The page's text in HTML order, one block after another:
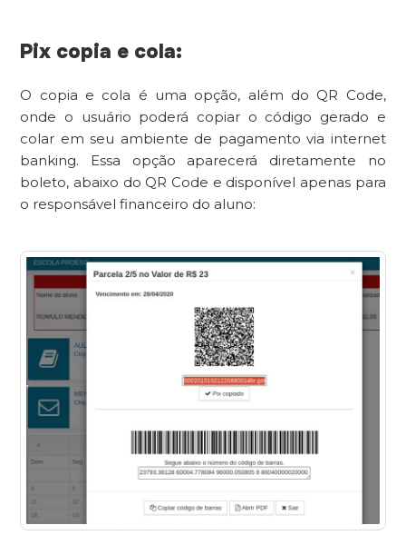
Pix copia e cola:
O copia e cola é uma opção, além do QR Code,
onde o usuário poderá copiar o código gerado e
colar em seu ambiente de pagamento via internet
banking. Essa opção aparecerá diretamente no
boleto, abaixo do QR Code e disponível apenas para
o responsável financeiro do aluno: